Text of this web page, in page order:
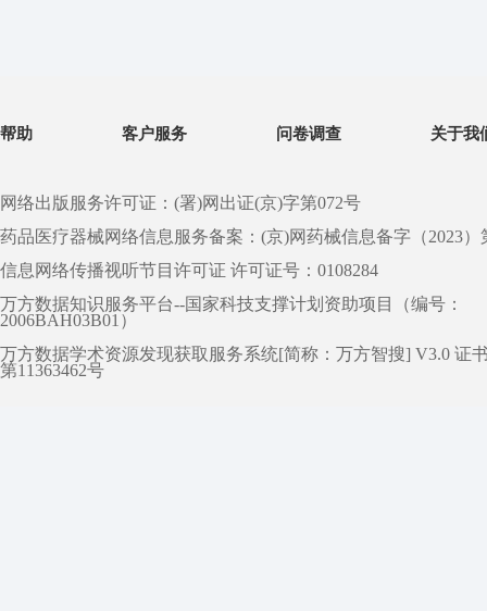
帮助 客户服务 问卷调查 关于我
网络出版服务许可证：(署)网出证(京)字第072号
药品医疗器械网络信息服务备案：(京)网药械信息备字（2023）
信息网络传播视听节目许可证 许可证号：0108284
万方数据知识服务平台--国家科技支撑计划资助项目（编号：
2006BAH03B01）
万方数据学术资源发现获取服务系统[简称：万方智搜] V3.0 证
第11363462号